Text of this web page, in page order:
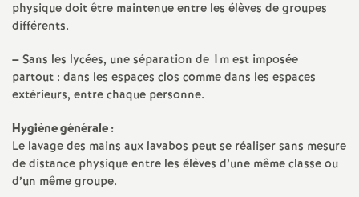
r
é
O
r
physique doit être maintenue entre les élèves de groupes
différents.
–Sans les lycées, une séparation de 1m est imposée
partout : dans les espaces clos comme dans les espaces
extérieurs, entre chaque personne.
Hygiène générale :
Le lavage des mains aux lavabos peut se réaliser sans mesure
de distance physique entre les élèves d’une même classe ou
d’un même groupe.